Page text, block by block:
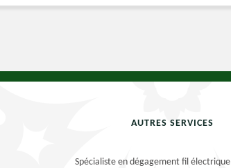
AUTRES SERVICES
Spécialiste en dégagement fil électrique